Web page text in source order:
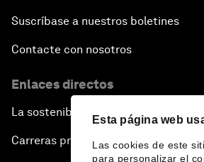
Esta página web
Las cookies de este
para personalizar el
Suscríbase a nuestros boletines
Contacte con nosotros
Enlaces directos
La sostenibilidad en el Foro
Carreras profesionales